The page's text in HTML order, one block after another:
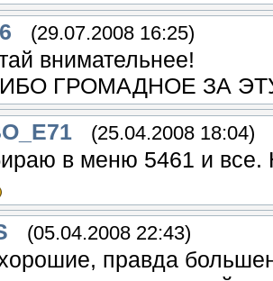
(29.07.2008 16:25)
внимательнее!
ГРОМАДНОЕ ЗА
(25.04.2008 18:04)
в меню 5461 и все.
(05.04.2008 22:43)
правда